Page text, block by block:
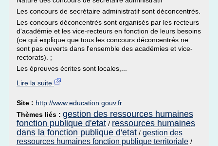
Les concours de secrétaire administratif sont déconcentrés.
Les concours déconcentrés sont organisés par les recteurs
d'académie et les vice-recteurs en fonction de leurs besoins
(ce qui explique que tous les concours déconcentrés ne
sont pas ouverts dans l'ensemble des académies et vice-
rectorats). ;
Les épreuves écrites sont locales,...
Lire la suite
Site : http://www.education.gouv.fr
Thèmes liés : gestion des ressources humaines
fonction publique d'etat / ressources humaines
dans la fonction publique d'etat / gestion des
ressources humaines fonction publique territoriale /